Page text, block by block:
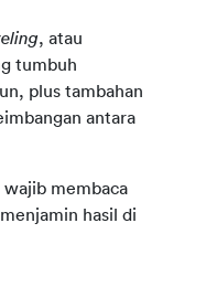
, atau
tumbuh
plus tambahan
antara
wajib membaca
hasil di